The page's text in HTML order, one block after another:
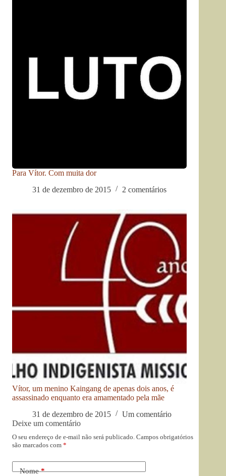
Para Vítor. Com muita dor
31 de dezembro de 2015
2 comentários
Vítor, um menino Kaingang de apenas dois anos, é
assassinado enquanto era amamentado pela mãe
31 de dezembro de 2015
Um comentário
Deixe um comentário
O seu endereço de e-mail não será publicado. Campos obrigatórios
são marcados com *
Nome*